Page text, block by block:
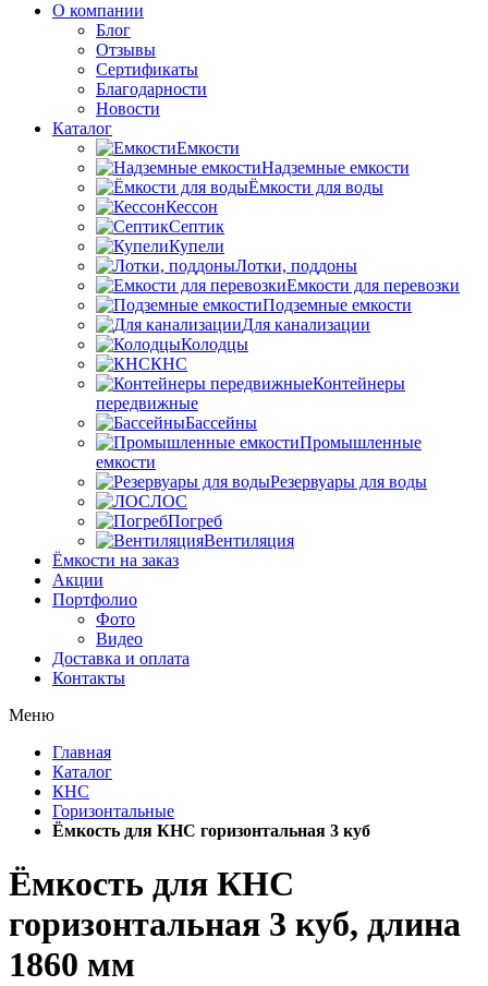
О компании
Блог
Отзывы
Сертификаты
Благодарности
Новости
Каталог
Емкости
Надземные емкости
Ёмкости для воды
Кессон
Септик
Купели
Лотки, поддоны
Емкости для перевозки
Подземные емкости
Для канализации
Колодцы
КНС
Контейнеры
передвижные
Бассейны
Промышленные
емкости
Резервуары для воды
ЛОС
Погреб
Вентиляция
Ёмкости на заказ
Акции
Портфолио
Фото
Видео
Доставка и оплата
Контакты
Меню
Главная
Каталог
КНС
Горизонтальные
Ёмкость для КНС горизонтальная 3 куб
Ёмкость для КНС
горизонтальная 3 куб, длина
1860 мм